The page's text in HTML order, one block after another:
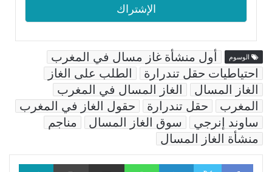
الوسوم
أول منشأة غاز مسال في المغرب
احتياطيات حقل تندرارة
الطلب على الغاز
الغاز المسال
الغاز المسال في المغرب
المغرب
حقل تندرارة
حقول الغاز في المغرب
ساوند إنرجي
سوق الغاز المسال
مناجم
منشأة الغاز المسال
Facebook
LinkedIn
WhatsAppمشاركة عبر البريد طباعة